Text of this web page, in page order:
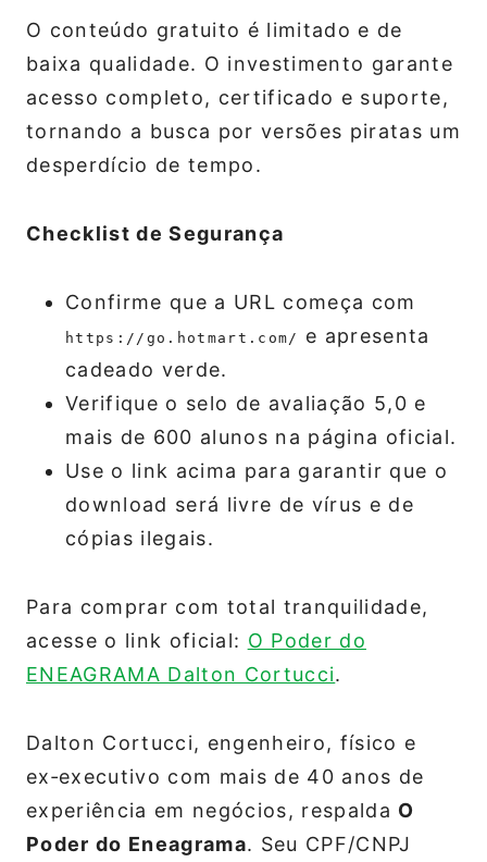
O conteúdo gratuito é limitado e de
baixa qualidade. O investimento garante
acesso completo, certificado e suporte,
tornando a busca por versões piratas um
desperdício de tempo.
Checklist de Segurança
Confirme que a URL começa com
https://go.hotmart.com/
e apresenta
cadeado verde.
Verifique o selo de avaliação 5,0 e
mais de 600 alunos na página oficial.
Use o link acima para garantir que o
download será livre de vírus e de
cópias ilegais.
Para comprar com total tranquilidade,
acesse o link oficial: O Poder do
ENEAGRAMA Dalton Cortucci.
Dalton Cortucci, engenheiro, físico e
ex‑executivo com mais de 40 anos de
experiência em negócios, respalda O
Poder do Eneagrama. Seu CPF/CNPJ